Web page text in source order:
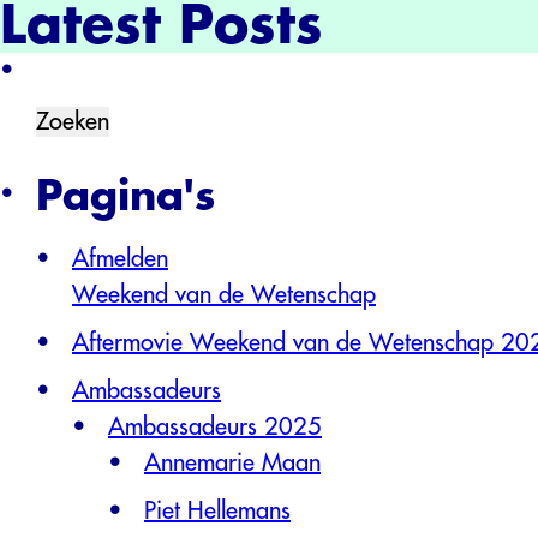
Latest Posts
Pagina's
Afmelden
Weekend van de Wetenschap
Aftermovie Weekend van de Wetenschap
Ambassadeurs
Ambassadeurs 2025
Annemarie Maan
Piet Hellemans